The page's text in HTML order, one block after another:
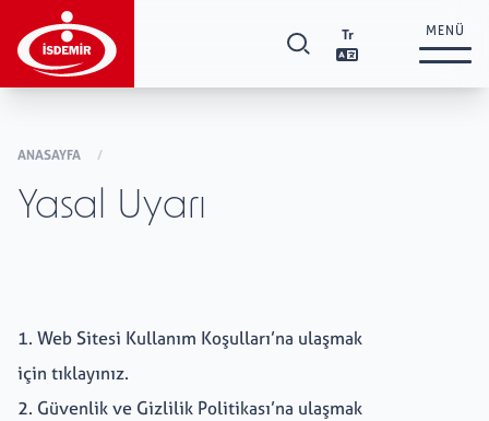
Yatırımcı İlişkileri
Tedarikçi İlişkileri
Tr MENÜ
ANASAYFA /
Yasal Uyarı
1. Web Sitesi Kullanım Koşulları’na ulaşmak
için tıklayınız.
2. Güvenlik ve Gizlilik Politikası’na ulaşmak